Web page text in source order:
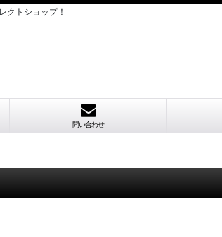
クトショップ！
問い合わせ